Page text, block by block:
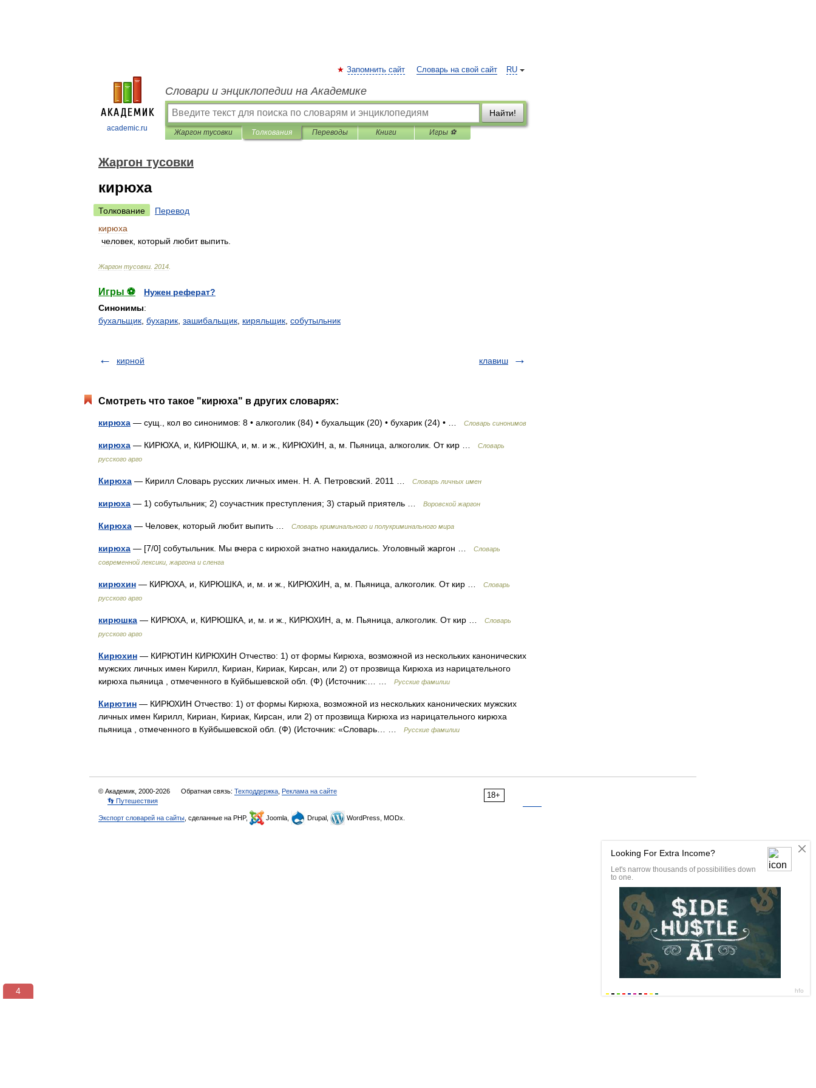
academic.ru
RU
Запомнить сайт Словарь на свой сайт
Словари и энциклопедии на Академике
Найти!
Жаргон тусовки Толкования Переводы Книги Игры ⚽
Жаргон тусовки
кирюха
Толкование
Перевод
кирюха
человек который любит выпить
Жаргон тусовки 2014
Игры ⚽
Нужен реферат?
Синонимы:
бухальщик бухарик зашибальщик киряльщик собутыльник
кирной клавиш
Смотреть что такое "кирюха" в других словарях:
кирюха — сущ., кол во синонимов: 8 • алкоголик (84) • бухальщик (20) • бухарик (24) • … Словарь синонимов
кирюха — КИРЮХА, и, КИРЮШКА, и, м. и ж., КИРЮХИН, а, м. Пьяница, алкоголик. От кир …
Словарь
русского арго
Кирюха — Кирилл Словарь русских личных имен. Н. А. Петровский. 2011 … Словарь личных имен
кирюха — 1) собутыльник; 2) соучастник преступления; 3) старый приятель … Воровской жаргон
Кирюха — Человек, который любит выпить … Словарь криминального и полукриминального мира
кирюха — [7/0] собутыльник. Мы вчера с кирюхой знатно накидались. Уголовный жаргон …
Cловарь
современной лексики, жаргона и сленга
кирюхин — КИРЮХА, и, КИРЮШКА, и, м. и ж., КИРЮХИН, а, м. Пьяница, алкоголик. От кир …
Словарь
русского арго
кирюшка — КИРЮХА, и, КИРЮШКА, и, м. и ж., КИРЮХИН, а, м. Пьяница, алкоголик. От кир …
Словарь
русского арго
Кирюхин — КИРЮТИН КИРЮХИН Отчество: 1) от формы Кирюха, возможной из нескольких канонических
мужских личных имен Кирилл, Кириан, Кириак, Кирсан, или 2) от прозвища Кирюха из нарицательного
кирюха пьяница , отмеченного в Куйбышевской обл. (Ф) (Источник:… …
Русские фамилии
Кирютин — КИРЮХИН Отчество: 1) от формы Кирюха, возможной из нескольких канонических мужских
личных имен Кирилл, Кириан, Кириак, Кирсан, или 2) от прозвища Кирюха из нарицательного кирюха
пьяница , отмеченного в Куйбышевской обл. (Ф) (Источник: «Словарь… …
Русские фамилии
18+
© Академик, 2000-2026 Обратная связь: Техподдержка Реклама на сайте
👣 Путешествия
Экспорт словарей на сайты , сделанные на PHP, Joomla, Drupal, WordPress, MODx.
3